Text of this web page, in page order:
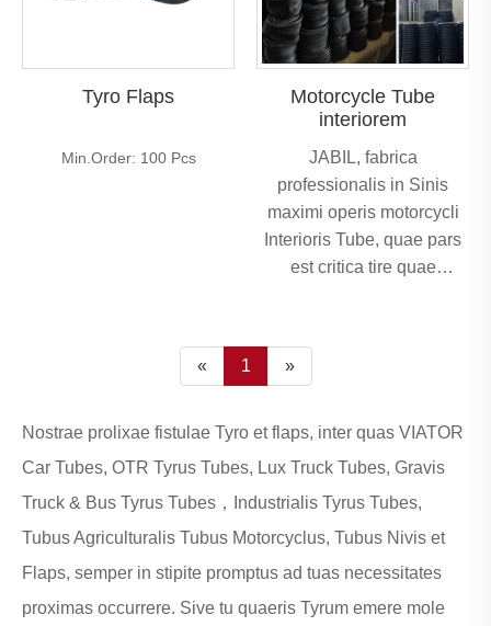
Tyro Flaps
Min.Order: 100 Pcs
Motorcycle Tube
interiorem
JABIL, fabrica
professionalis in Sinis
maximi operis motorcycli
Interioris Tube, quae pars
est critica tire quae
sustinet, et salutem per
motorcycles, scooters,
stationem vehiculis
vecturam praebet. Omnis
sub stricto ISO 9001
qualitates systemata cum
certificationibus inclusis
« 1 »
Nostrae prolixae fistulae Tyro et flaps, inter quas VIATOR
Car Tubes, OTR Tyrus Tubes, Lux Truck Tubes, Gravis
Truck & Bus Tyrus Tubes，Industrialis Tyrus Tubes,
Tubus Agriculturalis Tubus Motorcyclus, Tubus Nivis et
Flaps, semper in stipite promptus ad tuas necessitates
proximas occurrere. Sive tu quaeris Tyrum emere mole